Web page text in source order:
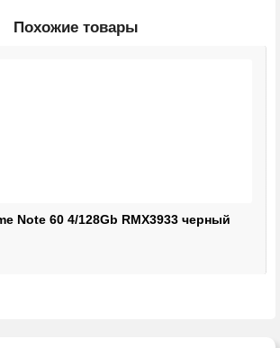
Похожие товары
Note 60 4/128Gb RMX3933 черный